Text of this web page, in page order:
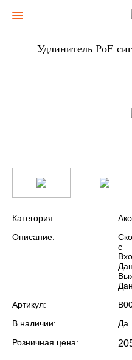
Удлинитель PoE
Категория:
Описание:
с
Артикул:
В наличии:
Да
Розничная цена: